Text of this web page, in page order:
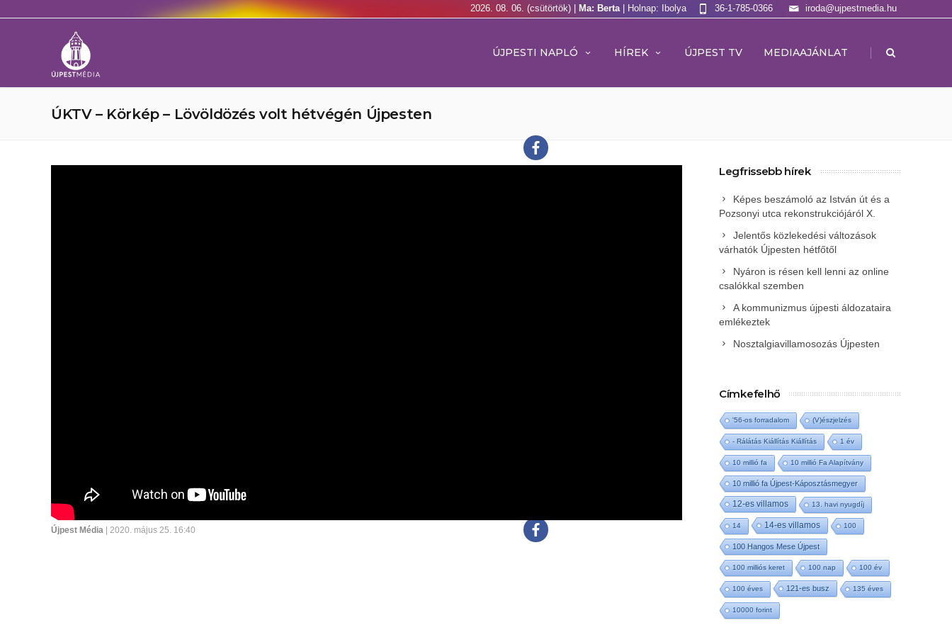
2026. 08. 06. (csütörtök) | Ma: Berta | Holnap: Ibolya iroda@ujpestmedia.hu
36-1-785-0366
ÚJPESTI NAPLÓ HÍREK ÚJPEST TV MEDIAAJÁNLAT |
ÚKTV – Körkép – Lövöldözés volt hétvégén Újpesten
Újpest Média | 2020. május 25. 16:40
Legfrissebb hírek
Képes beszámoló az István út és a
Pozsonyi utca rekonstrukciójáról X.
Jelentős közlekedési változások
várhatók Újpesten hétfőtől
Nyáron is résen kell lenni az online
csalókkal szemben
A kommunizmus újpesti áldozataira
emlékeztek
Nosztalgiavillamosozás Újpesten
Címkefelhő
'56-os forradalom (V)észjelzés
- Rálátás Kiállítás Kiállítás 1 év
10 millió fa 10 millió Fa Alapítvány
10 millió fa Újpest-Káposztásmegyer
12-es villamos 13. havi nyugdíj
14 14-es villamos 100
100 Hangos Mese Újpest
100 milliós keret 100 nap 100 év
100 éves 121-es busz 135 éves
10000 forint